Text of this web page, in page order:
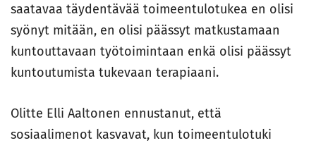
saatavaa täydentävää toimeentulotukea en olisi
syönyt mitään, en olisi päässyt matkustamaan
kuntouttavaan työtoimintaan enkä olisi päässyt
kuntoutumista tukevaan terapiaani.
Olitte Elli Aaltonen ennustanut, että
sosiaalimenot kasvavat, kun toimeentulotuki